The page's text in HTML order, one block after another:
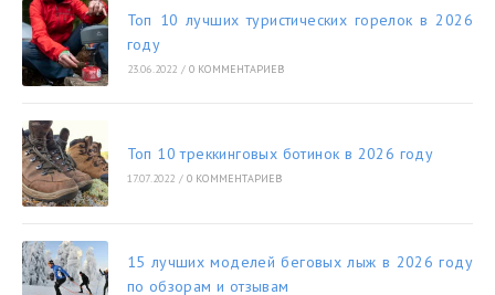
Топ 10 лучших туристических горелок в 2026
году
23.06.2022 / 0 КОММЕНТАРИЕВ
Топ 10 треккинговых ботинок в 2026 году
17.07.2022 / 0 КОММЕНТАРИЕВ
15 лучших моделей беговых лыж в 2026 году
по обзорам и отзывам